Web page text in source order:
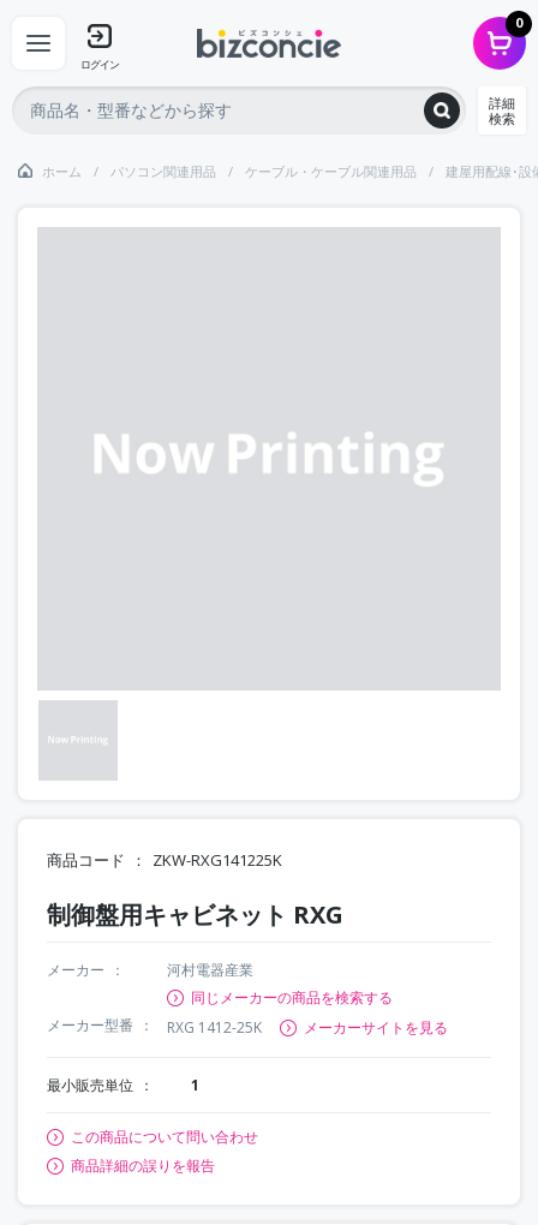
ログイン
0
詳細
検索
ホーム パソコン関連用品 ケーブル・ケーブル関連用品 建屋用配線･設
商品コード ZKW-RXG141225K
制御盤用キャビネット RXG
メーカー
河村電器産業
同じメーカーの商品を検索する
メーカー型番
RXG 1412-25K メーカーサイトを見る
最小販売単位 1
この商品について問い合わせ
商品詳細の誤りを報告